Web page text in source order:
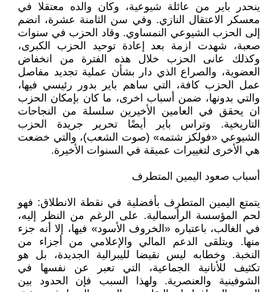
ينحدر باير من عائلة شيوعية، وكان والده معتقلا في
معسكر الاعتقال النازي. وفي سن الثامنة عشرة، انضم
إلى الحزب الشيوعي النمساوي. وقاد الحزب في سنوات
صعبة، شهدت ازمة بعد إعادة توحيد الحزب الكبرى،
وكذلك عانى الحزب خلال هذه الفترة من انخفاض
العضوية، والصراع الذي دار بشأن عملية تجديد مفاصل
عمل الحزب كافة، التي ساهم باير بدور رئيسي فيها،
والتي بدونها، ضمن أسباب اخرى، ما كان بإمكان الحزب
ان يحقق في العامين الأخيرين سلسلة من النجاحات
التاريخية. وتراس باير أيضًا تحرير جريدة الحزب
الشيوعي «فولكز شتمه» (صوت الشعب)، والتي خضعت
هي الأخرى لتغييرات عميقة في السنوات الأخيرة.
أسباب صعود اليمين المتطرف
يتمتع اليمين المتطرف بأفضلية في نقطة الانطلاق: فهو
لحم المؤسسة الرأسمالية. على الرغم من النظر إليه،
في الغالب، باعتباره «الخروف الأسود» فيها، إلا أنه جزء
منها. ويتلقى الدعم المالي والإعلامي من أجزاء من
النخبة. وخطابه ليس نقيضا لليبرالية الجديدة، بل هو
تكثيف للأنانية الجماعية، التي تعبر عن نفسها في
الشوفينية والعنصرية. ولهذا السبب فإن الحدود بين